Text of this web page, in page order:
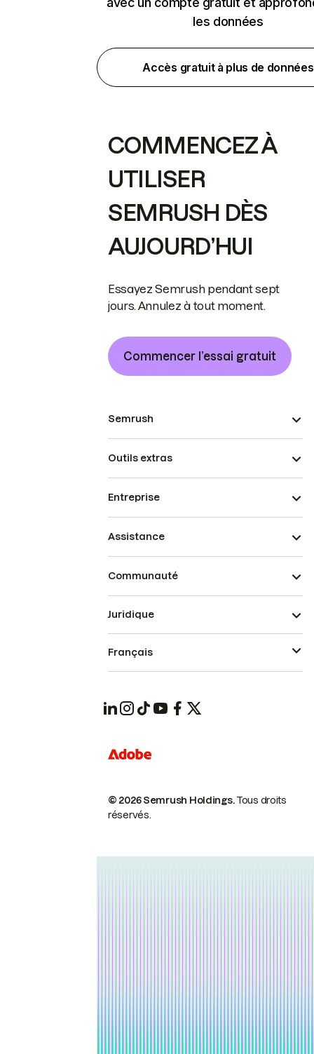
les données
Accès gratuit à plus de données
COMMENCEZ À
UTILISER
SEMRUSH DÈS
AUJOURD’HUI
Essayez Semrush pendant sept
jours. Annulez à tout moment.
Commencer l’essai gratuit
Semrush
Outils extras
Entreprise
Assistance
Communauté
© 2026 Semrush Holdings.Tous droits
réservés.
Juridique
Français